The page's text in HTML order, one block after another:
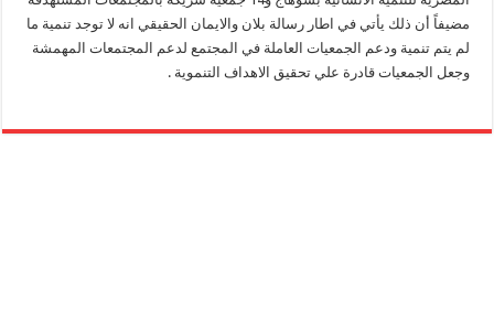
مضيفاً أن ذلك يأتي في اطار رسالة بلان والايمان الحقيقي انه لا توجد تنمية ما
لم يتم تنمية ودعم الجمعيات العاملة في المجتمع لدعم المجتمعات المهمشة
وجعل الجمعيات قادرة علي تحقيق الاهداف التنموية .